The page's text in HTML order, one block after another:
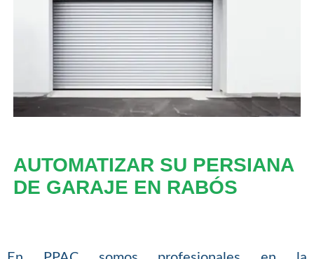
AUTOMATIZAR SU PERSIANA
DE GARAJE EN RABÓS